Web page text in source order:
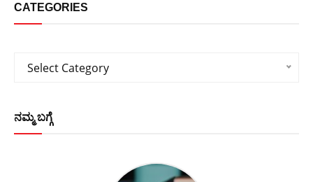
CATEGORIES
Categories
Select Category
ನಮ್ಮ ಬಗ್ಗೆ